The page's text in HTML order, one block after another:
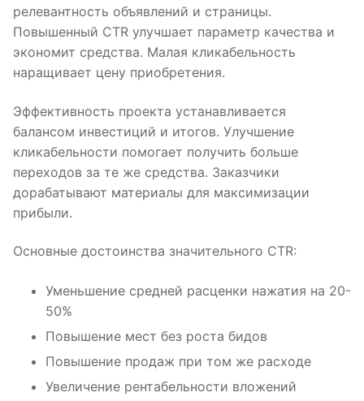
релевантность объявлений и страницы.
Повышенный CTR улучшает параметр качества и
экономит средства. Малая кликабельность
наращивает цену приобретения.
Эффективность проекта устанавливается
балансом инвестиций и итогов. Улучшение
кликабельности помогает получить больше
переходов за те же средства. Заказчики
дорабатывают материалы для максимизации
прибыли.
Основные достоинства значительного CTR:
Уменьшение средней расценки нажатия на 20-
50%
Повышение мест без роста бидов
Повышение продаж при том же расходе
Увеличение рентабельности вложений